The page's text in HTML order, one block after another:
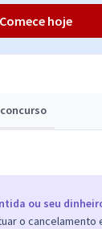
ou seu
o cancelamento
Comece hoje